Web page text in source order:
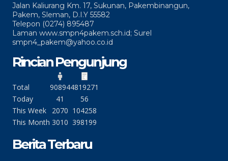
Jalan Kaliurang Km. 17, Sukunan, Pakembinangun,
Pakem, Sleman, D.I.Y 55582
Telepon (0274) 895487
Laman www.smpn4pakem.sch.id; Surel
smpn4_pakem@yahoo.co.id
Rincian Pengunjung
Total 908944819271
Today
41
56
This Week
2070 104258
This Month 3010 398199
Berita Terbaru